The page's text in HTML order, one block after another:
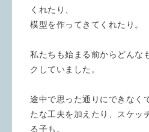
くれたり、
模型を作ってきてくれたり。
私たちも始まる前からどんな
クしていました。
途中で思った通りにできなく
たな工夫を加えたり、スケッ
る子も。